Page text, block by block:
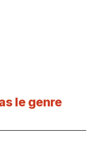
le genre